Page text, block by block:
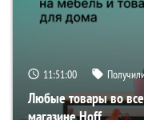
11:50:59
Любые товары во